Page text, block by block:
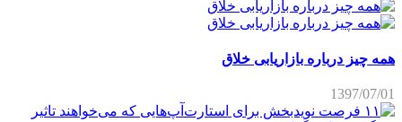
همه چیز درباره بازاریابی خلاق
1397/07/01